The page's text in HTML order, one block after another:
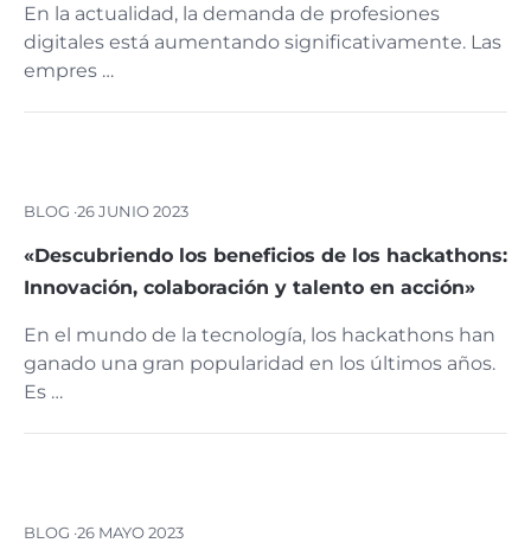
En la actualidad, la demanda de profesiones
digitales está aumentando significativamente. Las
empres …
BLOG ·26 JUNIO 2023
«Descubriendo los beneficios de los hackathons:
Innovación, colaboración y talento en acción»
En el mundo de la tecnología, los hackathons han
ganado una gran popularidad en los últimos años.
Es …
BLOG ·26 MAYO 2023